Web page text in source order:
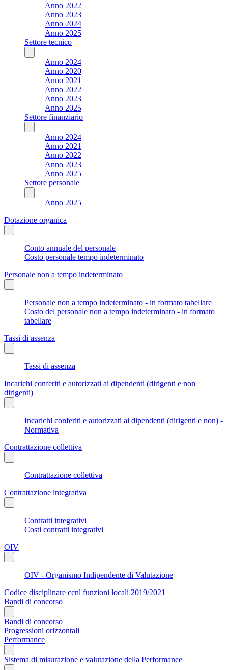
Anno 2022
Anno 2023
Anno 2024
Anno 2025
Settore tecnico
Anno 2024
Anno 2020
Anno 2021
Anno 2022
Anno 2023
Anno 2025
Settore finanziario
Anno 2024
Anno 2021
Anno 2022
Anno 2023
Anno 2025
Settore personale
Anno 2025
Dotazione organica
Conto annuale del personale
Costo personale tempo indeterminato
Personale non a tempo indeterminato
Personale non a tempo indeterminato - in formato tabellare
Costo del personale non a tempo indeterminato - in formato
tabellare
Tassi di assenza
Tassi di assenza
Incarichi conferiti e autorizzati ai dipendenti (dirigenti e non
dirigenti)
Incarichi conferiti e autorizzati ai dipendenti (dirigenti e non) -
Normativa
Contrattazione collettiva
Contrattazione collettiva
Contrattazione integrativa
Contratti integrativi
Costi contratti integrativi
OIV
OIV - Organismo Indipendente di Valutazione
Codice disciplinare ccnl funzioni locali 2019/2021
Bandi di concorso
Bandi di concorso
Progressioni orizzontali
Performance
Sistema di misurazione e valutazione della Performance